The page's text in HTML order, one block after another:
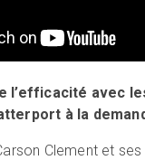
l’efficacité avec
à la
Clement et